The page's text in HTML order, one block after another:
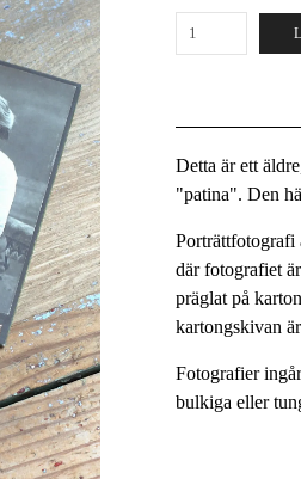
Detta är ett
"patina". Den
Porträttfotografi
där fotografiet
präglat på
kartongskivan
Fotografier
bulkiga eller